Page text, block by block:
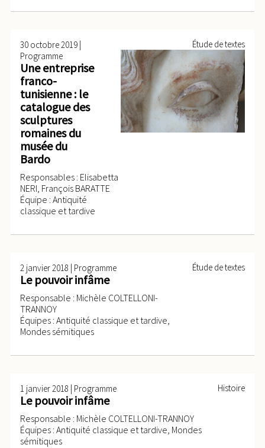
30 octobre 2019 |
Programme
Une entreprise
franco-
tunisienne : le
catalogue des
sculptures
romaines du
musée du
Bardo
Responsables : Elisabetta
NERI, François BARATTE
Équipe : Antiquité
classique et tardive
Étude de textes
2 janvier 2018 | Programme
Le pouvoir infâme
Responsable : Michèle COLTELLONI-
TRANNOY
Équipes : Antiquité classique et tardive,
Mondes sémitiques
Étude de textes
1 janvier 2018 | Programme
Le pouvoir infâme
Responsable : Michèle COLTELLONI-TRANNOY
Équipes : Antiquité classique et tardive, Mondes
sémitiques
Histoire